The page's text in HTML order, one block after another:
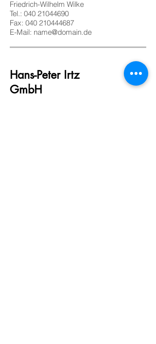
Friedrich-Wilhelm Wilke
Tel.: 040 21044690
Fax: 040 210444687
E-Mail: name@domain.de
Hans-Peter Irtz
GmbH